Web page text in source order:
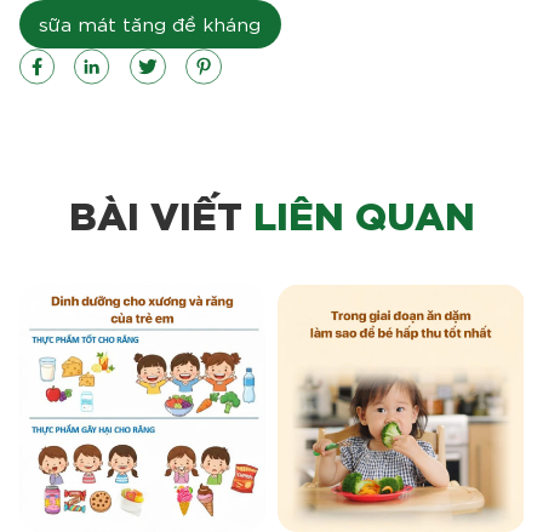
sữa mát tăng đề kháng
BÀI VIẾT LIÊN QUAN